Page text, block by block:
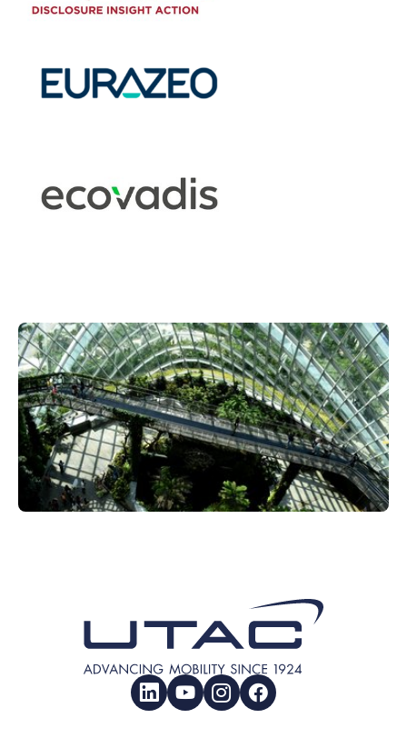
LinkedInYouTubeInstagramFacebook